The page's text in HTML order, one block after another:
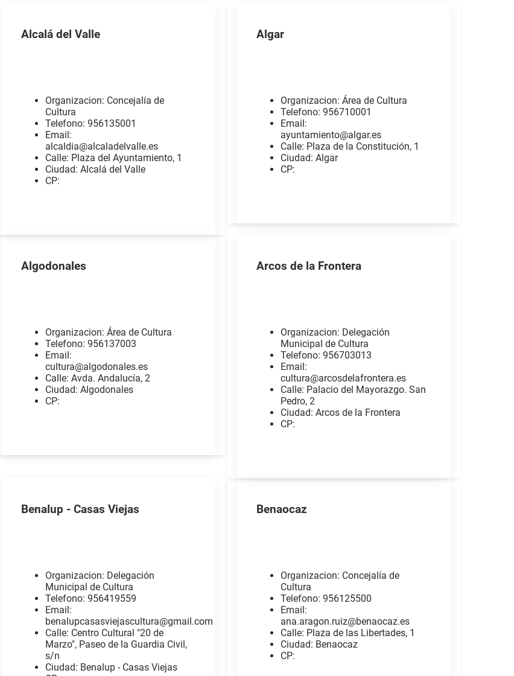
Alcalá del Valle
Organizacion: Concejalía de
Cultura
Telefono: 956135001
Email:
alcaldia@alcaladelvalle.es
Calle: Plaza del Ayuntamiento, 1
Ciudad: Alcalá del Valle
CP:
Algar
Organizacion: Área de Cultura
Telefono: 956710001
Email:
ayuntamiento@algar.es
Calle: Plaza de la Constitución, 1
Ciudad: Algar
CP:
Algodonales
Organizacion: Área de Cultura
Telefono: 956137003
Email:
cultura@algodonales.es
Calle: Avda. Andalucía, 2
Ciudad: Algodonales
CP:
Arcos de la Frontera
Organizacion: Delegación
Municipal de Cultura
Telefono: 956703013
Email:
cultura@arcosdelafrontera.es
Calle: Palacio del Mayorazgo. San
Pedro, 2
Ciudad: Arcos de la Frontera
CP:
Benalup - Casas Viejas
Organizacion: Delegación
Municipal de Cultura
Telefono: 956419559
Email:
benalupcasasviejascultura@gmail.com
Calle: Centro Cultural "20 de
Marzo", Paseo de la Guardia Civil,
s/n
Ciudad: Benalup - Casas Viejas
Benaocaz
Organizacion: Concejalía de
Cultura
Telefono: 956125500
Email:
ana.aragon.ruiz@benaocaz.es
Calle: Plaza de las Libertades, 1
Ciudad: Benaocaz
CP: